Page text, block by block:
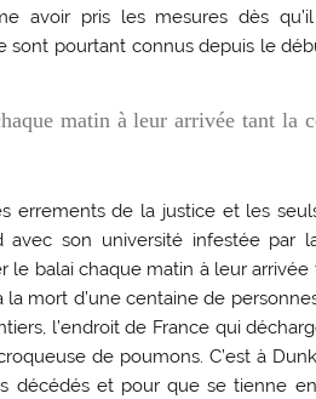
avoir pris les mesures dès
sont pourtant connus depuis le
matin à leur arrivée tant la
errements de la justice et les
avec son université infestée par
le balai chaque matin à leur arrivée
mort d’une centaine de
l’endroit de France qui
de poumons. C’est à
décédés et pour que se tienne